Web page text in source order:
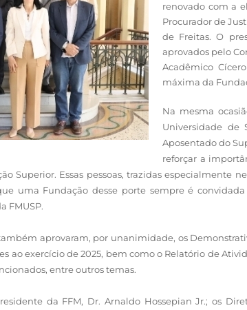
renovado com a
Procurador de
de Freitas. O
aprovados pelo
Acadêmico
máxima da
Na mesma
Universidade de
Aposentado do
reforçar a
Superior. Essas pessoas, trazidas
uma Fundação desse porte sempre é
FMUSP.
aprovaram, por unanimidade, os
ao exercício de 2025, bem como o Relatório de
entre outros temas.
da FFM, Dr. Arnaldo Hossepian Jr.; os